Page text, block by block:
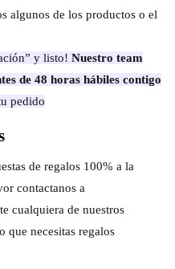
algunos de los productos o el
y listo! Nuestro team
de 48 horas hábiles contigo
pedido
de regalos 100% a la
contactanos a
cualquiera de nuestros
que necesitas regalos